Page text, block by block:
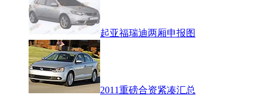
起亚福瑞迪两厢申报图
2011重磅合资紧凑汇总